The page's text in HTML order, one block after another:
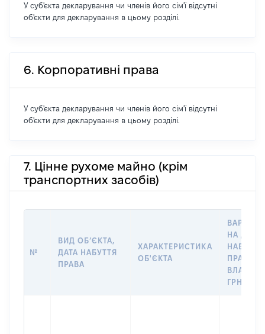
У суб'єкта декларування чи членів його сім'ї відсутні
об'єкти для декларування в цьому розділі.
6. Корпоративні права
У суб'єкта декларування чи членів його сім'ї відсутні
об'єкти для декларування в цьому розділі.
7. Цінне рухоме майно (крім
транспортних засобів)
№
ВИД ОБ’ЄКТА,
ДАТА НАБУТТЯ
ПРАВА
ХАРАКТЕРИСТИКА
ОБ'ЄКТА
НА ДАТУ
НАБУТТЯ
ПРАВА
ГРН